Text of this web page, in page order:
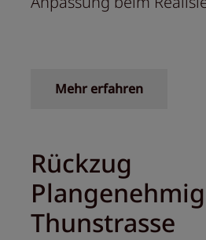
Mehr erfahren
Rückzug
Thunstrasse